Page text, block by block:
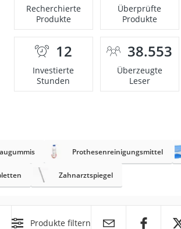
Recherchierte
Produkte
Überprüfte
Produkte
12
Investierte
Stunden
38.553
Überzeugte
Leser
Prothesenreinigungsmittel
Zahnarztspiegel
Produkte filtern